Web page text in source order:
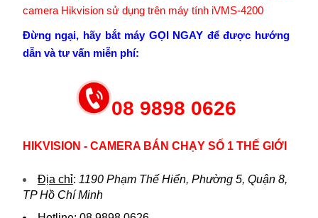
camera Hikvision sử dụng trên máy tính iVMS-4200
Đừng ngại, hãy bắt máy GỌI NGAY để được hướng
dẫn và tư vấn miễn phí:
08 9898 0626
HIKVISION - CAMERA BÁN CHẠY SỐ 1 THẾ GIỚI
Địa chỉ: 1190 Phạm Thế Hiển, Phường 5, Quận 8,
TP Hồ Chí Minh